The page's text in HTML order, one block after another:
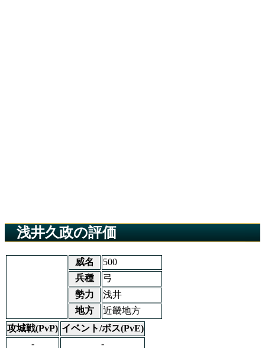
浅井久政の評価
威名
500
兵種
弓
勢力
浅井
地方
近畿地方
攻城戦(PvP) イベント/ボス(PvE)
-
-